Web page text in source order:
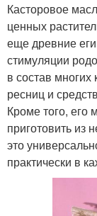
Касторовое
ценных
еще древние
стимуляции
в состав многих
ресниц и
Кроме того,
приготовить
это
практически в